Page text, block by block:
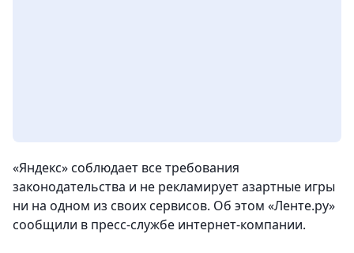
«Яндекс» соблюдает все требования
законодательства и не рекламирует азартные игры
ни на одном из своих сервисов. Об этом «Ленте.ру»
сообщили в пресс-службе интернет-компании.